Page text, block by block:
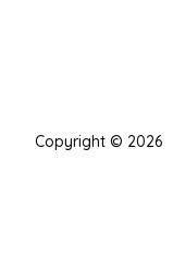
Copyright © 2026